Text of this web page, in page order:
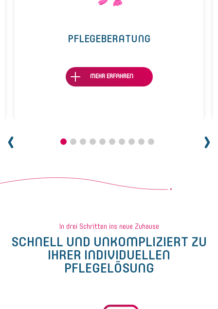
PFLEGEBERATUNG
MEHR ERFAHREN
In drei Schritten ins neue Zuhause
SCHNELL UND UNKOMPLIZIERT ZU
IHRER INDIVIDUELLEN
PFLEGELÖSUNG